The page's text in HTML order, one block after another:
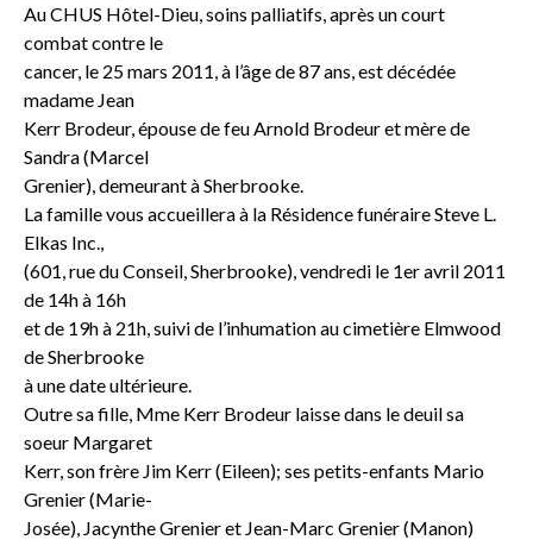
Au CHUS Hôtel-Dieu, soins palliatifs, après un court
combat contre le
cancer, le 25 mars 2011, à l’âge de 87 ans, est décédée
madame Jean
Kerr Brodeur, épouse de feu Arnold Brodeur et mère de
Sandra (Marcel
Grenier), demeurant à Sherbrooke.
La famille vous accueillera à la Résidence funéraire Steve L.
Elkas Inc.,
(601, rue du Conseil, Sherbrooke), vendredi le 1er avril 2011
de 14h à 16h
et de 19h à 21h, suivi de l’inhumation au cimetière Elmwood
de Sherbrooke
à une date ultérieure.
Outre sa fille, Mme Kerr Brodeur laisse dans le deuil sa
soeur Margaret
Kerr, son frère Jim Kerr (Eileen); ses petits-enfants Mario
Grenier (Marie-
Josée), Jacynthe Grenier et Jean-Marc Grenier (Manon)